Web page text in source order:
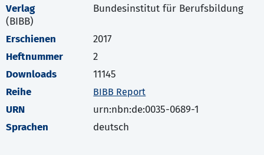
Verlag
Bundesinstitut für Berufsbildung
(BIBB)
Erschienen
2017
Heftnummer
2
Downloads
11145
Reihe
BIBB Report
URN
urn:nbn:de:0035-0689-1
Sprachen
deutsch